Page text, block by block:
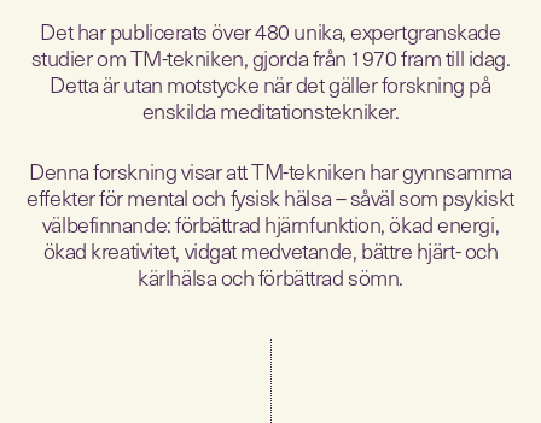
Det har publicerats över 480 unika, expertgranskade
studier om TM-tekniken, gjorda från 1970 fram till idag.
Detta är utan motstycke när det gäller forskning på
enskilda meditationstekniker.
Denna forskning visar att TM-tekniken har gynnsamma
effekter för mental och fysisk hälsa – såväl som psykiskt
välbefinnande: förbättrad hjärnfunktion, ökad energi,
ökad kreativitet, vidgat medvetande, bättre hjärt- och
kärlhälsa och förbättrad sömn.